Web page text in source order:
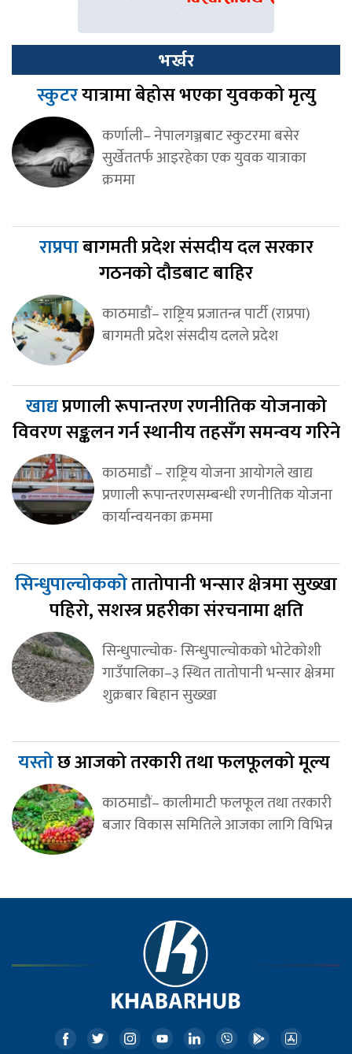
भर्खर
स्कुटरयात्रामा बेहोस भएका युवकको मृत्यु
कर्णाली– नेपालगञ्जबाट स्कुटरमा बसेर
सुर्खेततर्फ आइरहेका एक युवक यात्राका
क्रममा
राप्रपाबागमती प्रदेश संसदीय दल सरकार
गठनको दौडबाट बाहिर
काठमाडौं– राष्ट्रिय प्रजातन्त्र पार्टी (राप्रपा)
बागमती प्रदेश संसदीय दलले प्रदेश
खाद्यप्रणाली रूपान्तरण रणनीतिक योजनाको
विवरण सङ्कलन गर्न स्थानीय तहसँग समन्वय गरिने
काठमाडौं – राष्ट्रिय योजना आयोगले खाद्य
प्रणाली रूपान्तरणसम्बन्धी रणनीतिक योजना
कार्यान्वयनका क्रममा
सिन्धुपाल्चोककोतातोपानी भन्सार क्षेत्रमा सुख्खा
पहिरो, सशस्त्र प्रहरीका संरचनामा क्षति
सिन्धुपाल्चोक- सिन्धुपाल्चोकको भोटेकोशी
गाउँपालिका–३ स्थित तातोपानी भन्सार क्षेत्रमा
शुक्रबार बिहान सुख्खा
यस्तोछ आजको तरकारी तथा फलफूलको मूल्य
काठमाडौं– कालीमाटी फलफूल तथा तरकारी
बजार विकास समितिले आजका लागि विभिन्न